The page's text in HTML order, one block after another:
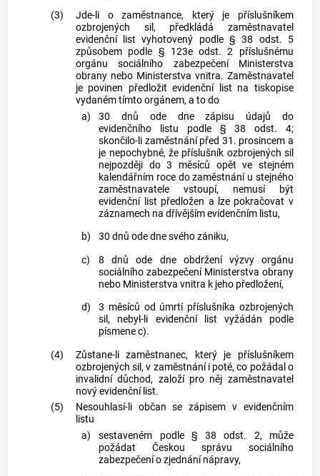
(3)
Jde-li o zaměstnance, který je příslušníkem
ozbrojených sil, předkládá zaměstnavatel
evidenční list vyhotovený podle § 38 odst. 5
způsobem podle § 123e odst. 2 příslušnému
orgánu sociálního zabezpečení Ministerstva
obrany nebo Ministerstva vnitra. Zaměstnavatel
je povinen předložit evidenční list na tiskopise
vydaném tímto orgánem, a to do
a)
30 dnů ode dne zápisu údajů do
evidenčního listu podle § 38 odst. 4;
skončilo-li zaměstnání před 31. prosincem a
je nepochybné, že příslušník ozbrojených sil
nejpozději do 3 měsíců opět ve stejném
kalendářním roce do zaměstnání u stejného
zaměstnavatele vstoupí, nemusí být
evidenční list předložen a lze pokračovat v
záznamech na dřívějším evidenčním listu,
b)
30 dnů ode dne svého zániku,
c)
8 dnů ode dne obdržení výzvy orgánu
sociálního zabezpečení Ministerstva obrany
nebo Ministerstva vnitra k jeho předložení,
d)
3 měsíců od úmrtí příslušníka ozbrojených
sil, nebyl-li evidenční list vyžádán podle
písmene c).
(4)
Zůstane-li zaměstnanec, který je příslušníkem
ozbrojených sil, v zaměstnání i poté, co požádal o
invalidní důchod, založí pro něj zaměstnavatel
nový evidenční list.
(5)
Nesouhlasí-li občan se zápisem v evidenčním
listu
a)
sestaveném podle § 38 odst. 2, může
požádat Českou správu sociálního
zabezpečení o zjednání nápravy,